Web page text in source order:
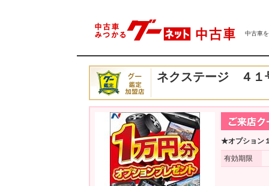
中古車
ネクステージ ４１
★オプション
有効期限